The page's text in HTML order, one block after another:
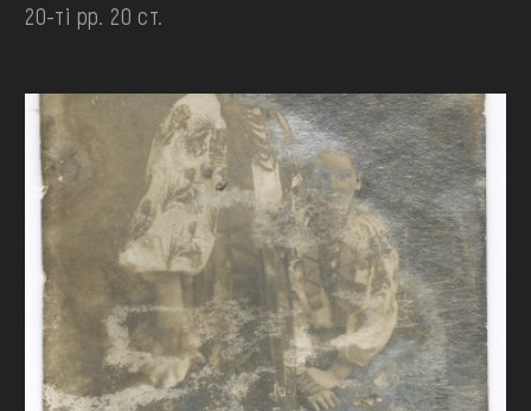
20-ті рр. 20 ст.